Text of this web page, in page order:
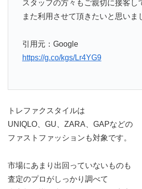
スタッフの方々もご親切に接客し
また利用させて頂きたいと思いま
引用元：Google
https://g.co/kgs/Lr4YG9
トレファクスタイルは
UNIQLO、GU、ZARA、GAPなどの
ファストファッションも対象です。
市場にあまり出回っていないものも
査定のプロがしっかり調べて